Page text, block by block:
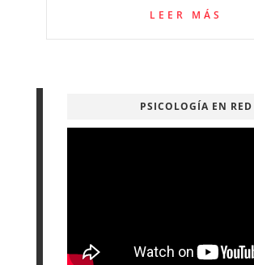
LEER MÁS
PSICOLOGÍA EN RED